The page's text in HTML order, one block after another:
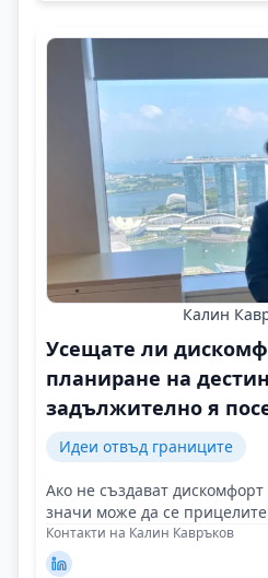
Калин
Усещате ли
планиране на
задължително я
Идеи отвъд границите
Ако не създават дискомфорт
значи може да се
Контакти на Калин Кавръков